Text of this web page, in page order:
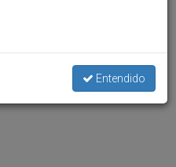
Entendido